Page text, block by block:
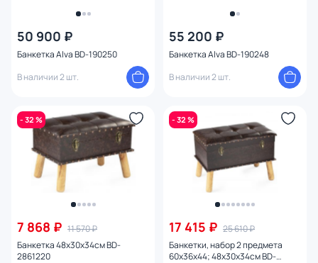
50 900 ₽
Банкетка Alva BD-190250
В наличии 2 шт.
55 200 ₽
Банкетка Alva BD-190248
В наличии 2 шт.
- 32 %
7 868 ₽ 11 570 ₽
Банкетка 48х30х34см BD-
2861220
- 32 %
17 415 ₽ 25 610 ₽
Банкетки, набор 2 предмета
60х36х44; 48х30х34см BD-